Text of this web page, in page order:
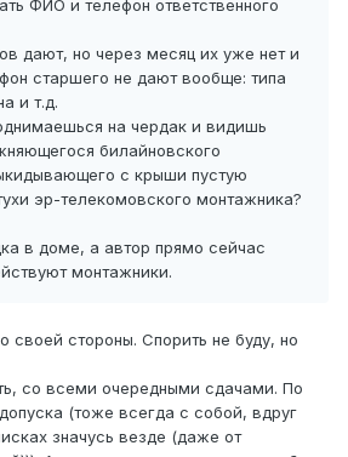
ФИО и телефон ответственного
дают, но через месяц их уже нет и
старшего не дают вообще: типа
и т.д.
на чердак и видишь
билайновского
с крыши пустую
эр-телекомовского монтажника?
в доме, а автор прямо сейчас
монтажники.
своей стороны. Спорить не буду, но
со всеми очередными сдачами. По
(тоже всегда с собой, вдруг
значусь везде (даже от